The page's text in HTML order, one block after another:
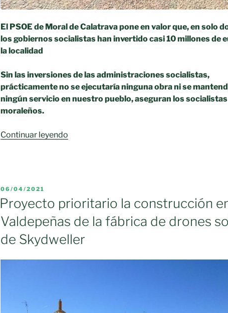
El PSOE de Moral de Calatrava pone en valor que, en solo
los gobiernos socialistas han invertido casi 10 millones de
la localidad
Sin las inversiones de las administraciones socialistas,
prácticamente no se ejecutaría ninguna obra ni se
ningún servicio en nuestro pueblo, aseguran los socialistas
moraleños.
Continuar leyendo
sede
del
de
PUBLICADO
EL
06/04/2021
Proyecto prioritario la construcción
Valdepeñas de la fábrica de drones
de Skydweller